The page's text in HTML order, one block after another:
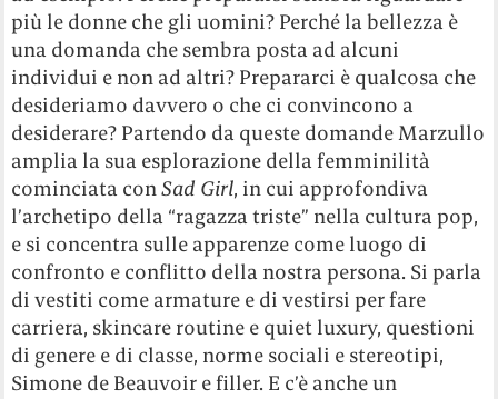
più le donne che gli uomini? Perché la bellezza è
una domanda che sembra posta ad alcuni
individui e non ad altri? Prepararci è qualcosa che
desideriamo davvero o che ci convincono a
desiderare? Partendo da queste domande Marzullo
amplia la sua esplorazione della femminilità
cominciata conSad Girl, in cui approfondiva
l’archetipo della “ragazza triste” nella cultura pop,
e si concentra sulle apparenze come luogo di
confronto e conflitto della nostra persona. Si parla
di vestiti come armature e di vestirsi per fare
carriera, skincare routine e quiet luxury, questioni
di genere e di classe, norme sociali e stereotipi,
Simone de Beauvoir e filler. E c’è anche un